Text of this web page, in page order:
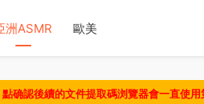
洲ASMR 歐美
确認後續的文件提取碼浏覽器會一直使